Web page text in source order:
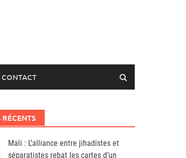
CONTACT
Mali : L’alliance entre jihadistes et
séparatistes rebat les cartes d’un